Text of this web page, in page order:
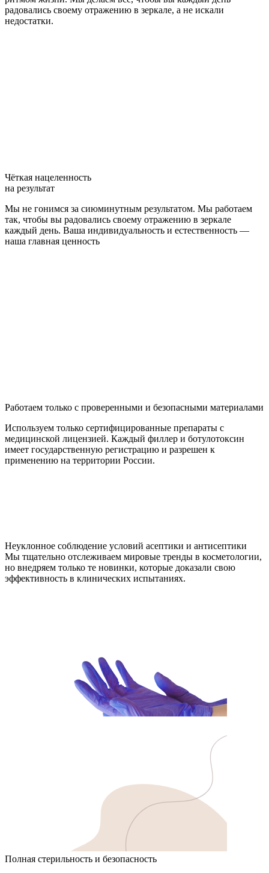
радовались своему отражению в зеркале, а не искали
недостатки.
Чёткая нацеленность
на результат
Мы не гонимся за сиюминутным результатом. Мы работаем
так, чтобы вы радовались своему отражению в зеркале
каждый день. Ваша индивидуальность и естественность —
наша главная ценность
Работаем только с проверенными и безопасными материалами
Используем только сертифицированные препараты с
медицинской лицензией. Каждый филлер и ботулотоксин
имеет государственную регистрацию и разрешен к
применению на территории России.
Неуклонное соблюдение условий асептики и антисептики
Мы тщательно отслеживаем мировые тренды в косметологии,
но внедряем только те новинки, которые доказали свою
эффективность в клинических испытаниях.
Полная стерильность и безопасность